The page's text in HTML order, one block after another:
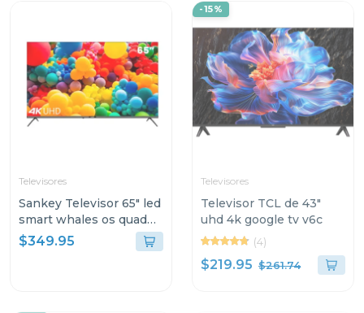
Televisores
Sankey Televisor 65" led
smart whales os quad
core 65sl1
$349.95
-15%
Televisores
Televisor TCL de 43"
uhd 4k google tv v6c
(4)
$219.95 $261.74